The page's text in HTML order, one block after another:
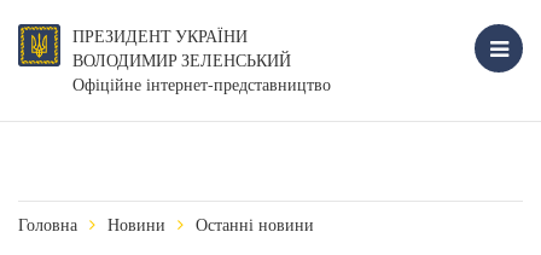
ПРЕЗИДЕНТ УКРАЇНИ
ВОЛОДИМИР ЗЕЛЕНСЬКИЙ
Офіційне інтернет-представництво
Головна Новини Останні новини